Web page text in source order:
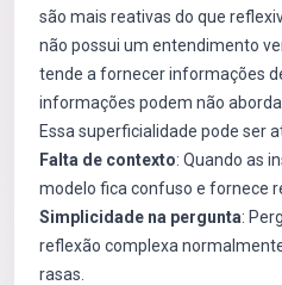
são mais reativas do que
não possui um entendimento
tende a fornecer informações
informações podem não
Essa superficialidade pode ser
Falta de contexto: Quando as
modelo fica confuso e fornece
Simplicidade na pergunta:
reflexão complexa
rasas.